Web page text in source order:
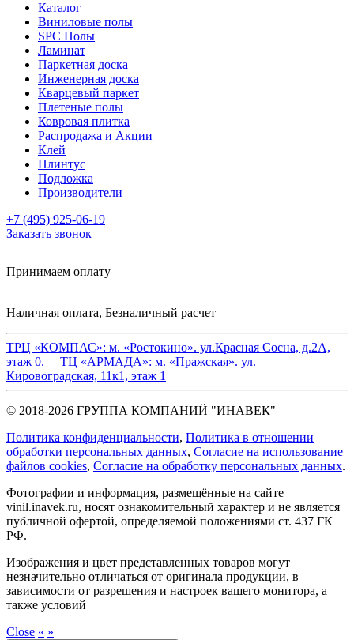
Каталог
Виниловые полы
SPC Полы
Ламинат
Паркетная доска
Инженерная доска
Кварцевый паркет
Плетеные полы
Ковровая плитка
Распродажа и Акции
Клей
Плинтус
Подложка
Производители
+7 (495) 925-06-19
Заказать звонок
Принимаем оплату
Наличная оплата, Безналичный расчет
ТРЦ «КОМПАС»: м. «Ростокино». ул.Красная Сосна, д.2А,
этаж 0. ТЦ «АРМАДА»: м. «Пражская». ул.
Кировоградская, 11к1, этаж 1
© 2018-2026 ГРУППА КОМПАНИЙ "ИНАВЕК"
Политика конфиденциальности, Политика в отношении
обработки персональных данных, Cогласие на использование
файлов cookies, Согласие на обработку персональных данных.
Фотографии и информация, размещённые на сайте
vinil.inavek.ru, носят ознакомительный характер и не является
публичной офертой, определяемой положениями ст. 437 ГК
РФ.
Изображения и цвет представленных товаров могут
незначительно отличаться от оригинала продукции, в
зависимости от разрешения и настроек вашего монитора, а
также условий
Close « »